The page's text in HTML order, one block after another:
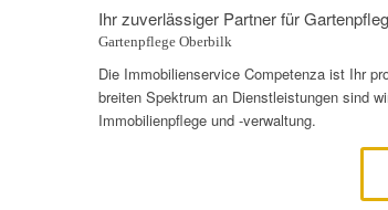
Ihr zuverlässiger Partner für
Gartenpflege Oberbilk
Die Immobilienservice Competenza ist Ihr
breiten Spektrum an Dienstleistungen sind
Immobilienpflege und -verwaltung.